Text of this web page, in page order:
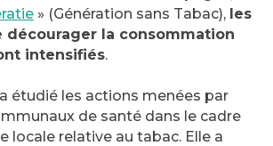
» (Génération sans Tabac), les
décourager la consommation
intensifiés.
étudié les actions menées par
de santé dans le cadre
locale relative au tabac. Elle a